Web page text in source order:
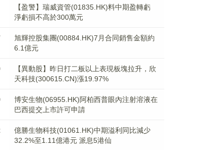
【盈警】瑞威資管(01835.HK)料中期盈轉虧
淨虧損不高於300萬元
旭輝控股集團(00884.HK)7月合同銷售金額約
6.1億元
【異動股】昨日打二板以上表現板塊拉升，欣
天科技(300615.CN)漲19.97%
博安生物(06955.HK)阿柏西普眼內注射溶液在
巴西提交上市許可申請
億勝生物科技(01061.HK)中期溢利同比減少
32.2%至1.11億港元 派息5港仙